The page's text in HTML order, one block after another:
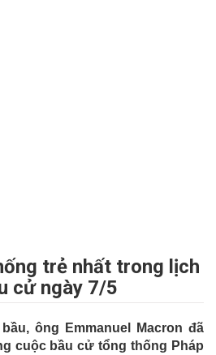
trẻ nhất trong lịch
cử ngày 7/5
ông Emmanuel Macron đã
cuộc bầu cử tổng thống Pháp